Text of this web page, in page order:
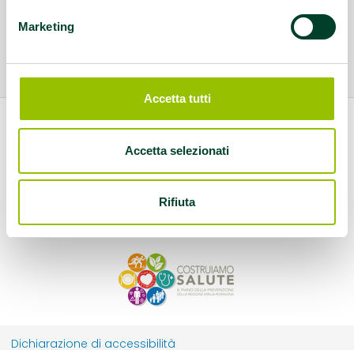
Marketing
Accetta tutti
Accetta selezionati
Rifiuta
Dichiarazione di accessibilità